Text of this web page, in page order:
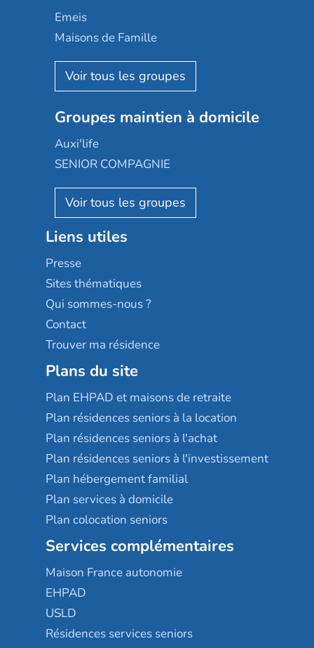
Domusvi
Happy Senior
Aquarelia
Nexity edenea
Les jardins d'Arcadie
Occitalia
Appartseniors
Reseda
Stella management
Les villages d'or
Sérénys
Résidences services Villa Médicis
Emeis
Maisons de Famille
Korian
Emera
Groupe SOS
Le Noble Âge
Almage
Résidalya
Groupe aplus
Groupes maintien à domicile
Auxi'life
SENIOR COMPAGNIE
AGE D'OR Services
Liens utiles
Presse
Sites thématiques
Qui sommes-nous ?
Contact
Trouver ma résidence
Plans du site
Plan EHPAD et maisons de retraite
Plan résidences seniors à la location
Plan résidences seniors à l'achat
Plan résidences seniors à l'investissement
Plan hébergement familial
Plan services à domicile
Plan colocation seniors
Services complémentaires
Maison France autonomie
EHPAD
USLD
Résidences services seniors